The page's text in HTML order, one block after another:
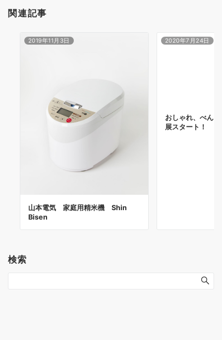
関連記事
2019年11月3日
山本電気 家庭用精米機 Shin
Bisen
2020年7月24日
検索